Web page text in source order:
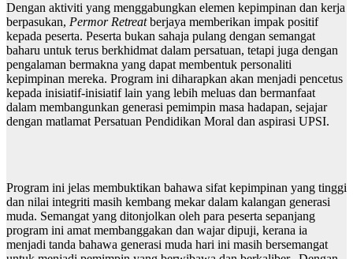
Dengan aktiviti yang menggabungkan elemen kepimpinan dan kerja
berpasukan, Permor Retreatberjaya memberikan impak positif
kepada peserta. Peserta bukan sahaja pulang dengan semangat
baharu untuk terus berkhidmat dalam persatuan, tetapi juga dengan
pengalaman bermakna yang dapat membentuk personaliti
kepimpinan mereka. Program ini diharapkan akan menjadi pencetus
kepada inisiatif-inisiatif lain yang lebih meluas dan bermanfaat
dalam membangunkan generasi pemimpin masa hadapan, sejajar
dengan matlamat Persatuan Pendidikan Moral dan aspirasi UPSI.
Program ini jelas membuktikan bahawa sifat kepimpinan yang tinggi
dan nilai integriti masih kembang mekar dalam kalangan generasi
muda. Semangat yang ditonjolkan oleh para peserta sepanjang
program ini amat membanggakan dan wajar dipuji, kerana ia
menjadi tanda bahawa generasi muda hari ini masih bersemangat